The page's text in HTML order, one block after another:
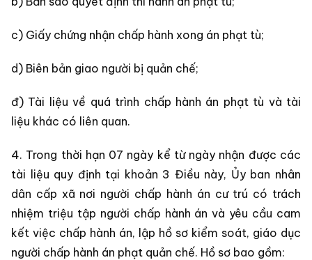
c) Giấy chứng nhận chấp hành xong án phạt tù;
d) Biên bản giao người bị quản chế;
đ) Tài liệu về quá trình chấp hành án phạt tù và tài
liệu khác có liên quan.
4. Trong thời hạn 07 ngày kể từ ngày nhận được các
tài liệu quy định tại khoản 3 Điều này, Ủy ban nhân
dân cấp xã nơi người chấp hành án cư trú có trách
nhiệm triệu tập người chấp hành án và yêu cầu cam
kết việc chấp hành án, lập hồ sơ kiểm soát, giáo dục
người chấp hành án phạt quản chế. Hồ sơ bao gồm: